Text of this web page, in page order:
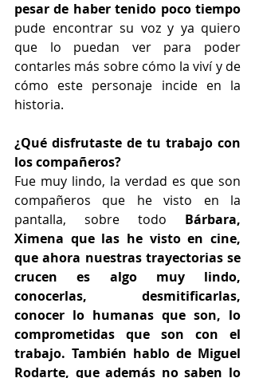
pude encontrar su voz y ya quiero
que lo puedan ver para poder
contarles más sobre cómo la viví y de
cómo este personaje incide en la
historia.
¿Qué disfrutaste de tu trabajo con
los compañeros?
Fue muy lindo, la verdad es que son
compañeros que he visto en la
pantalla, sobre todo Bárbara,
Ximena que las he visto en cine,
que ahora nuestras trayectorias se
crucen es algo muy lindo,
conocerlas, desmitificarlas,
conocer lo humanas que son, lo
comprometidas que son con el
trabajo. También hablo de Miguel
Rodarte, que además no saben lo